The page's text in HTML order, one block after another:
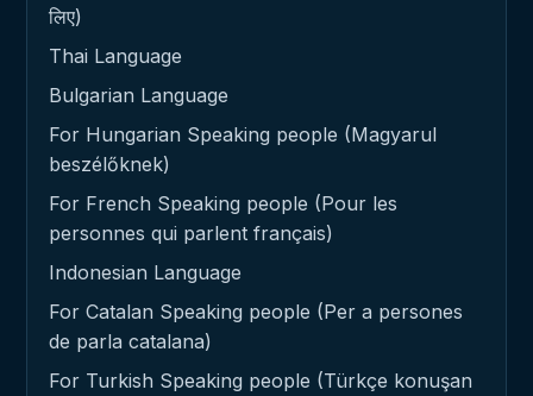
लिए)
Thai Language
Bulgarian Language
For Hungarian Speaking people (Magyarul
beszélőknek)
For French Speaking people (Pour les
personnes qui parlent français)
Indonesian Language
For Catalan Speaking people (Per a persones
de parla catalana)
For Turkish Speaking people (Türkçe konuşan